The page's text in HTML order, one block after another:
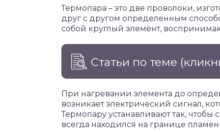
Термопара – это две проволоки,
друг с другом определенным
собой круглый элемент,
Статьи по теме
При нагревании элемента до
возникает электрический сигнал,
Термопару устанавливают так,
всегда находился на границе